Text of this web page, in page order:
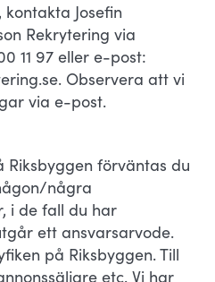
Josefin
Rekrytering via
11 97 eller e-post:
Observera att vi
via e-post.
förväntas du
några
i de fall du har
ett ansvarsarvode.
på Riksbyggen. Till
etc. Vi har